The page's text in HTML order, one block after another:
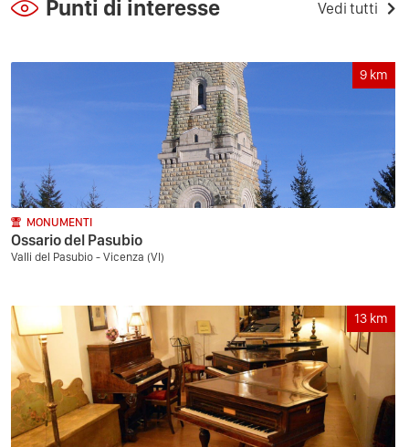
Punti di interesse Vedi tutti
9 km
MONUMENTI
Ossario del Pasubio
Valli del Pasubio - Vicenza (VI)
13 km